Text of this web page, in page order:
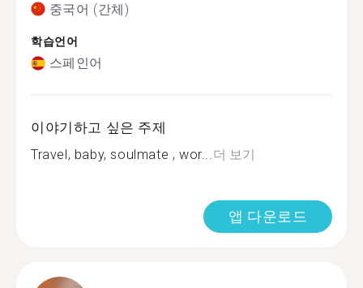
중국어 (간체)
학습언어
스페인어
이야기하고 싶은 주제
Travel, baby, soulmate , wor...더 보기
앱 다운로드